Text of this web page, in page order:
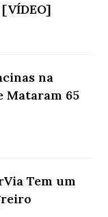
na
Mataram 65
Tem um